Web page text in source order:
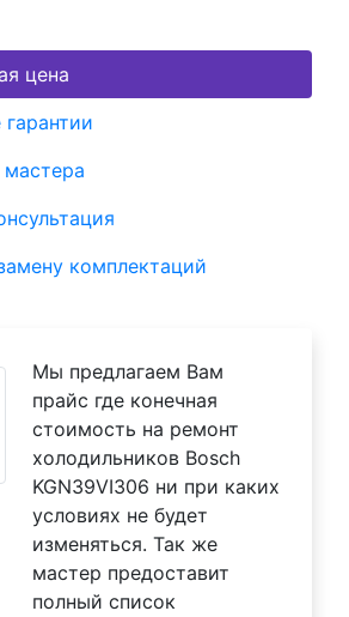
цена
комплектаций
Мы предлагаем Вам
прайс где конечная
стоимость на ремонт
холодильников Bosch
KGN39VI306 ни при каких
условиях не будет
изменяться. Так же
мастер предоставит
полный список